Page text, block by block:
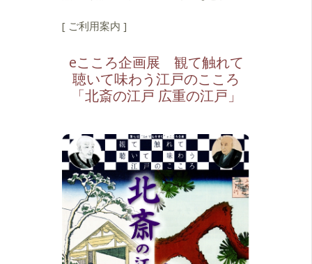
[ ご利用案内 ]
eこころ企画展 観て触れて
聴いて味わう江戸のこころ
「北斎の江戸 広重の江戸」